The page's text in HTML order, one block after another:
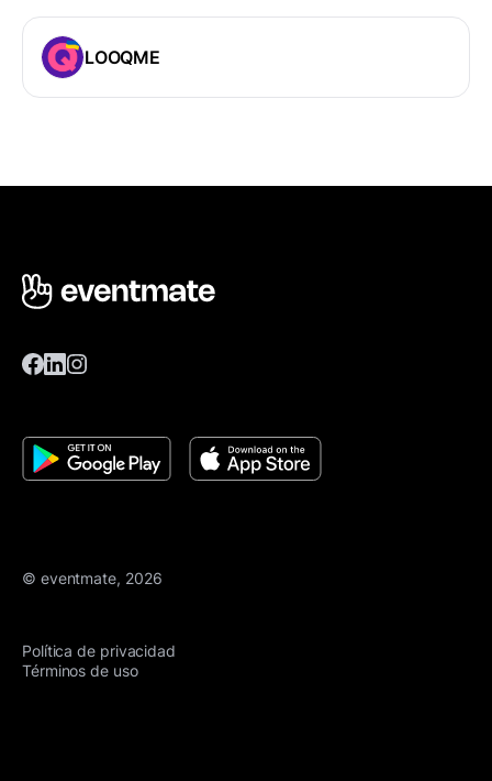
LOOQME
© eventmate, 2026
Política de privacidad
Términos de uso